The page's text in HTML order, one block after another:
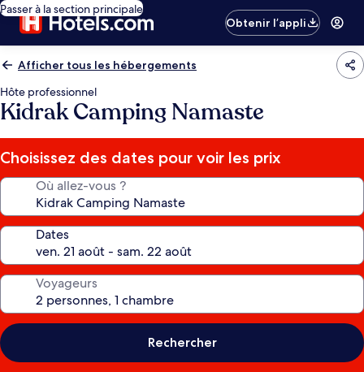
Passer à la section principale
Obtenir l’appli
Afficher tous les hébergements
Hôte professionnel
Kidrak Camping Namaste
Choisissez des dates pour voir les prix
Où allez-vous ?
Dates
Voyageurs
Rechercher